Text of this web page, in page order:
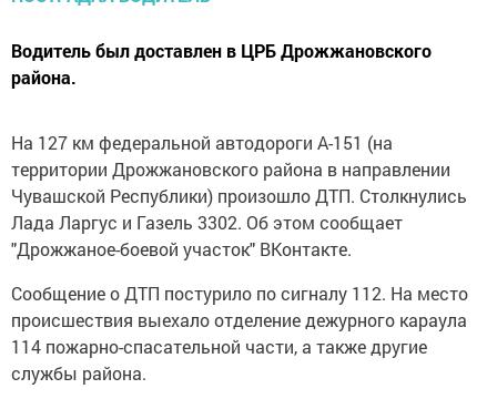
Водитель был доставлен в ЦРБ Дрожжановского
района.
На 127 км федеральной автодороги А-151 (на
территории Дрожжановского района в направлении
Чувашской Республики) произошло ДТП. Столкнулись
Лада Ларгус и Газель 3302. Об этом сообщает
"Дрожжаное-боевой участок" ВКонтакте.
Сообщение о ДТП постурило по сигналу 112. На место
происшествия выехало отделение дежурного караула
114 пожарно-спасательной части, а также другие
службы района.